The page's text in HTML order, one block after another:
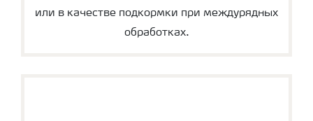
или в качестве подкормки при междурядных
обработках.